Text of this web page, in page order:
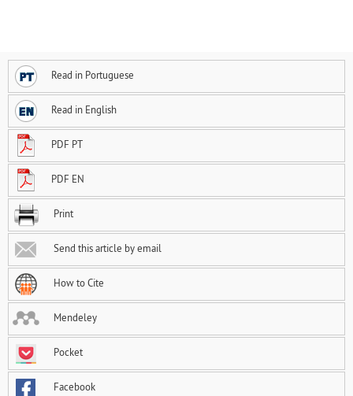
Read in Portuguese
Read in English
PDF PT
PDF EN
Print
Send this article by email
How to Cite
Mendeley
Pocket
Facebook